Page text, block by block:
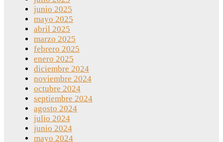
junio 2025
mayo 2025
abril 2025
marzo 2025
febrero 2025
enero 2025
diciembre 2024
noviembre 2024
octubre 2024
septiembre 2024
agosto 2024
julio 2024
junio 2024
mayo 2024